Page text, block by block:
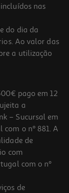
Unidades
nas
do dia da
Ao valor das
a utilização
pago em 12
a
– Sucursal em
o nº 881. A
de
com
com o nº
de